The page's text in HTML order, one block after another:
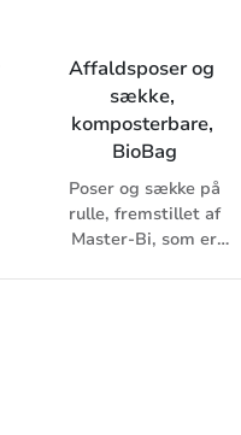
Affaldsposer og
sække,
komposterbare,
BioBag
Poser og sække på
rulle, fremstillet af
Master-Bi, som er